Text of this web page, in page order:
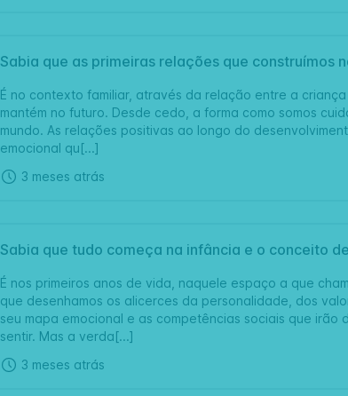
Sabia que as primeiras relações que construímos
É no contexto familiar, através da relação entre a
mantém no futuro. Desde cedo, a forma como somos
mundo. As relações positivas ao longo do
emocional qu[...]
3 meses atrás
Sabia que tudo começa na infância e o conceito
É nos primeiros anos de vida, naquele espaço a que
que desenhamos os alicerces da personalidade, dos
seu mapa emocional e as competências sociais que
sentir. Mas a verda[...]
3 meses atrás